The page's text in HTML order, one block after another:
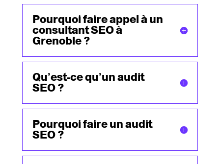
Pourquoi faire appel à un
consultant SEO à
Grenoble ?
Qu’est-ce qu’un audit
SEO ?
Pourquoi faire un audit
SEO ?